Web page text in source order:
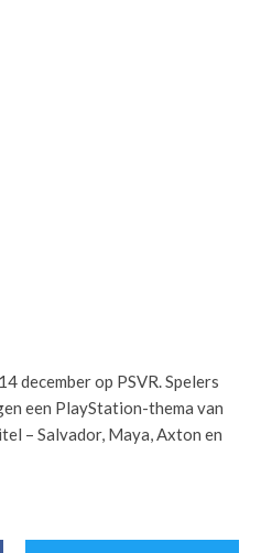
december op PSVR. Spelers
een PlayStation-thema van
– Salvador, Maya, Axton en